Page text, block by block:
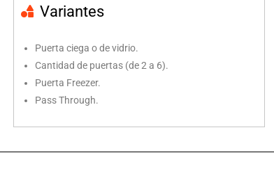
Variantes
Puerta ciega o de vidrio.
Cantidad de puertas (de 2 a 6).
Puerta Freezer.
Pass Through.